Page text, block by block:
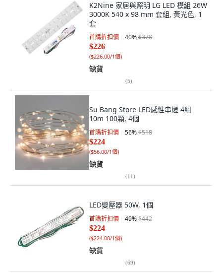
K2Nine 家居與照明 LG LED 模組 26W
3000K 540 x 98 mm 套組, 黃光色, 1
套
首購折扣價 40%$378
$226
($226.00/1個)
缺貨
(5)
Su Bang Store LED感性串燈 4組
10m 100顆, 4個
首購折扣價 56%$518
$224
($56.00/1個)
缺貨
(11)
LED變壓器 50W, 1個
首購折扣價 49%$442
$224
($224.00/1個)
缺貨
(69)